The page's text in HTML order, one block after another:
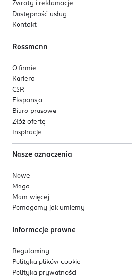
Zwroty i reklamacje
Dostępność usług
Kontakt
Rossmann
O firmie
Kariera
CSR
Ekspansja
Biuro prasowe
Złóż ofertę
Inspiracje
Nasze oznaczenia
Nowe
Mega
Mam więcej
Pomagamy jak umiemy
Informacje prawne
Regulaminy
Polityka plików cookie
Polityka prywatności